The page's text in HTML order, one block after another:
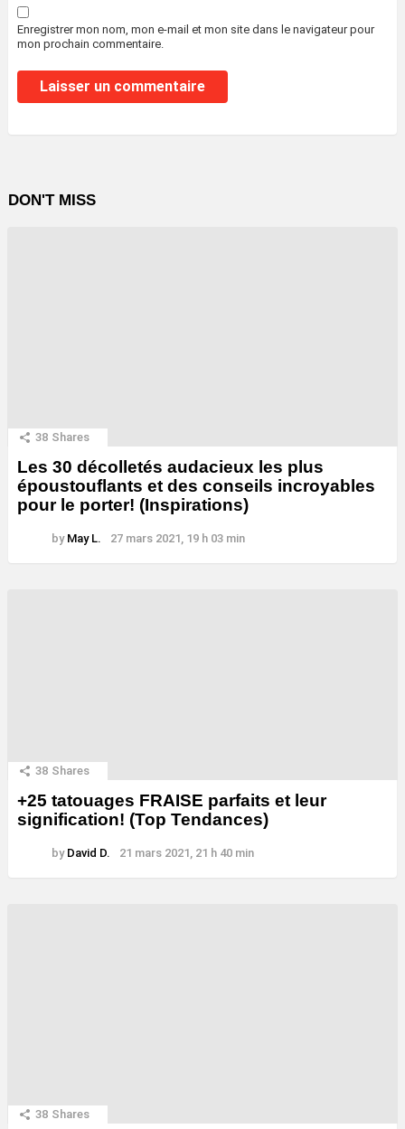
Enregistrer mon nom, mon e-mail et mon site dans le navigateur pour
mon prochain commentaire.
DON'T MISS
38 Shares
Les 30 décolletés audacieux les plus
époustouflants et des conseils incroyables
pour le porter! (Inspirations)
by May L. 27 mars 2021, 19 h 03 min
38 Shares
+25 tatouages ​​FRAISE parfaits et leur
signification! (Top Tendances)
by David D. 21 mars 2021, 21 h 40 min
38 Shares